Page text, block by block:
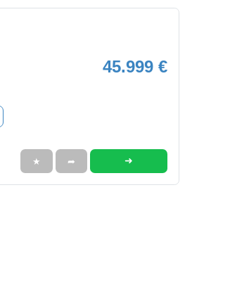
45.999 €
★ ➦ ➜